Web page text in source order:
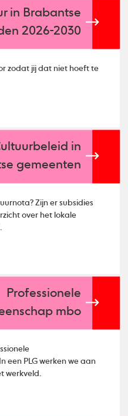
in Brabantse
2026-2030
zodat jij dat niet hoeft te
in
gemeenten
Zijn er subsidies
over het lokale
Professionele
mbo
een PLG werken we aan
werkveld.